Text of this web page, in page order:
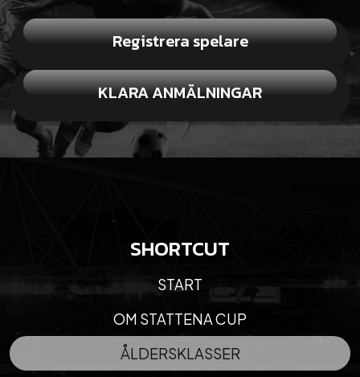
Registrera spelare
KLARA ANMÄLNINGAR
SHORTCUT
START
OM STATTENA CUP
ÅLDERSKLASSER